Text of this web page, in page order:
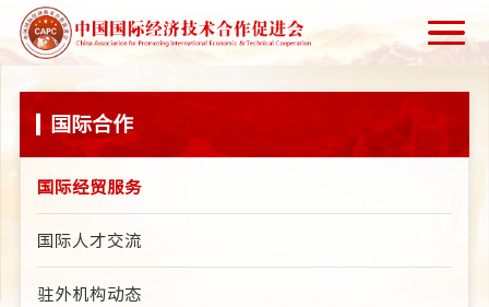
国际合作
国际经贸服务
国际人才交流
驻外机构动态